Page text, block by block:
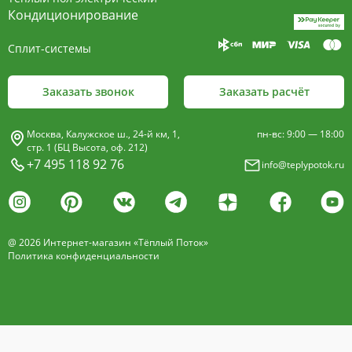
пластины, покрыт износостойким порошковым
покрытием чёрного цвета.
- изготавливается двух типов: рулонная и
анодированный алюминий четырёх цветов -
золото, бронза, чёрный, серебро (без доплат)
дерево – дуб натуральный
нержавеющая сталь
Кондиционирование
Сплит-системы
Заказать звонок Заказать расчёт
Москва, Калужское ш., 24-й км, 1,
стр. 1 (БЦ Высота, оф. 212)
+7 495 118 92 76
пн-вс: 9:00 — 18:00
info@teplypotok.ru
@ 2026 Интернет-магазин «Тёплый Поток»
Политика конфиденциальности